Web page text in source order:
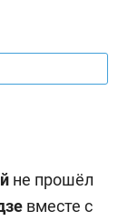
не прошёл
вместе с